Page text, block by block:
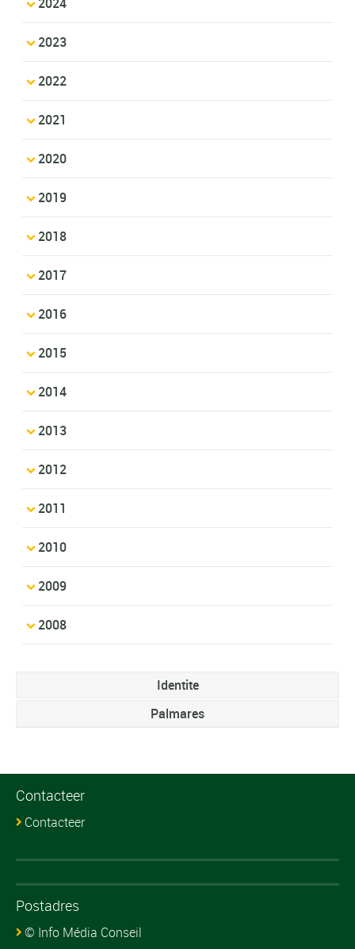
2023
2022
2021
2020
2019
2018
2017
2016
2015
2014
2013
2012
2011
2010
2009
2008
Identite
Palmares
Contacteer
Contacteer
Postadres
© Info Média Conseil